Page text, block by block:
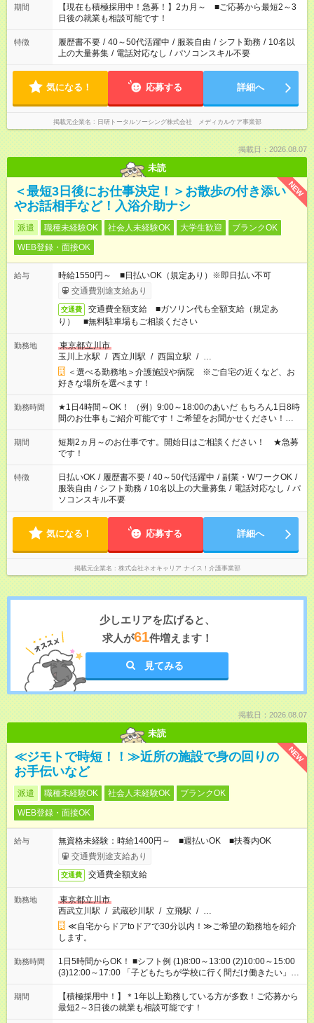
たくない」 など、ご希望を教えてくださいね。 ※Wワーク希望
の方へ 今ご覧のお仕事で希望する勤務時間と、もう1つのお仕事
の勤務時間。 合計で週40時間を超える場合は応募できません。
期間
【現在も積極採用中！急募！】2カ月～ ■ご応募から最短2～3
日後の就業も相談可能です！
特徴 履歴書不要 / 40～50代活躍中 / 服装自由 / シフト勤務 / 10名以
上の大量募集 / 電話対応なし / パソコンスキル不要
気になる！ 応募する 詳細へ
掲載元企業名 日研トータルソーシング株式会社 メディカルケア事業部
掲載日：2026.08.07
未読
NEW
＜最短3日後にお仕事決定！＞お散歩の付き添い
やお話相手など！入浴介助ナシ
派遣 職種未経験OK 社会人未経験OK 大学生歓迎
ブランクOK
WEB登録・面接OK
給与
時給1550円～ ■日払いOK（規定あり）※即日払い不可
交通費別途支給あり
交通費
交通費全額支給 ■ガソリン代も全額支給（規定あ
り） ■無料駐車場もご相談ください
勤務地
東京都立川市
玉川上水駅 / 西立川駅 / 西国立駅 / …
＜選べる勤務地＞介護施設や病院 ※ご自宅の近くなど、お
好きな場所を選べます！
勤務時間
★1日4時間～OK！ （例）9:00～18:00のあいだ もちろん1日8時
間のお仕事もご紹介可能です！ご希望をお聞かせください！★家
庭の都合でお休みが必要な場合も遠慮なくご相談ください。 ※
週最低15時間以上の勤務が必要です
期間
短期2ヵ月～のお仕事です。開始日はご相談ください！ ★急募
です！
特徴 日払いOK / 履歴書不要 / 40～50代活躍中 / 副業・WワークOK /
服装自由 / シフト勤務 / 10名以上の大量募集 / 電話対応なし / パ
ソコンスキル不要
気になる！ 応募する 詳細へ
掲載元企業名 株式会社ネオキャリア ナイス！介護事業部
少しエリアを広げると、
求人が61件増えます！
見てみる
掲載日：2026.08.07
未読
NEW
≪ジモトで時短！！≫近所の施設で身の回りの
お手伝いなど
派遣 職種未経験OK 社会人未経験OK
ブランクOK
WEB登録・面接OK
給与
無資格未経験：時給1400円～ ■週払いOK ■扶養内OK
交通費別途支給あり
交通費 交通費全額支給
勤務地
東京都立川市
西武立川駅 / 武蔵砂川駅 / 立飛駅 / …
≪自宅からドアtoドアで30分以内！≫ご希望の勤務地を紹介
します。
勤務時間
1日5時間からOK！ ■シフト例 (1)8:00～13:00 (2)10:00～15:00
(3)12:00～17:00 「子どもたちが学校に行く間だけ働きたい」
「余裕を持って夕飯の準備がしたい」 「午前中は働いて、午後
はプライベートの時間にしたい」 など、ご希望を教えてくださ
いね。 ※Wワーク希望の方へ 今ご覧のお仕事で希望する勤務時
間と、もう1つのお仕事の勤務時間。 合計で週40時間を超える
期間
【積極採用中！】＊1年以上勤務している方が多数！ご応募から
最短2～3日後の就業も相談可能です！